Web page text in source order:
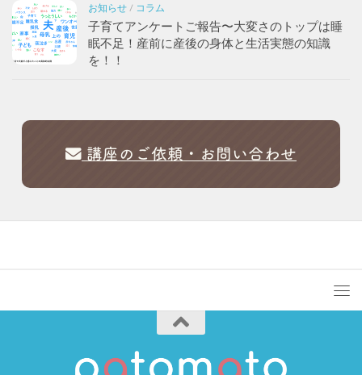
お知らせ / コラム
子育てアンケートご報告〜大変さのトップは睡
眠不足！産前に産後の身体と生活実態の知識
を！！
講座のご依頼・お問い合わせ